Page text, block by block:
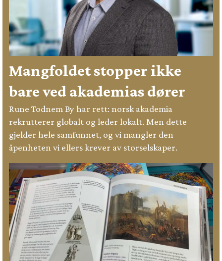
Mangfoldet stopper ikke
bare ved akademias dører
Rune Todnem By har rett: norsk akademia
rekrutterer globalt og leder lokalt. Men dette
gjelder hele samfunnet, og vi mangler den
åpenheten vi ellers krever av storselskaper.